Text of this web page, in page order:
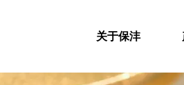
关于保沣